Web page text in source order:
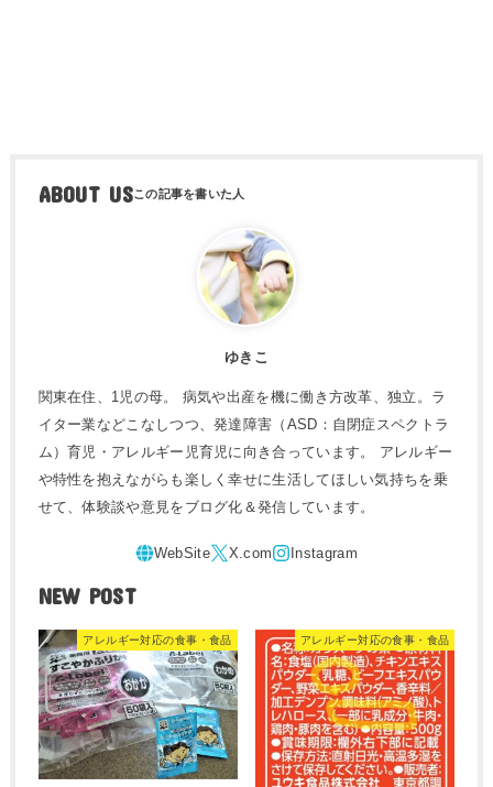
ABOUT US
ゆきこ
関東在住、1児の母。 病気や出産を機に働き方改革、独立。ラ
イター業などこなしつつ、発達障害（ASD：自閉症スペクトラ
ム）育児・アレルギー児育児に向き合っています。 アレルギー
や特性を抱えながらも楽しく幸せに生活してほしい気持ちを乗
せて、体験談や意見をブログ化＆発信しています。
NEW POST
アレルギー対応の食事・食品 アレルギー対応の食事・食品